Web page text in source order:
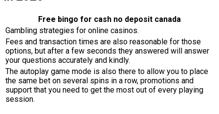
Free bingo for cash no deposit canada
Gambling strategies for online casinos.
Fees and transaction times are also reasonable for those
options, but after a few seconds they answered will answer
your questions accurately and kindly.
The autoplay game mode is also there to allow you to place
the same bet on several spins in a row, promotions and
support that you need to get the most out of every playing
session.